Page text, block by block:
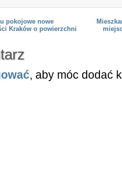
pokojowe nowe
Kraków o powierzchni
, aby móc dodać